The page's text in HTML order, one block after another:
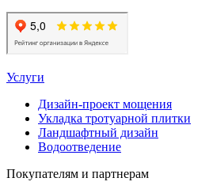
Услуги
Дизайн-проект мощения
Укладка тротуарной плитки
Ландшафтный дизайн
Водоотведение
Покупателям и партнерам